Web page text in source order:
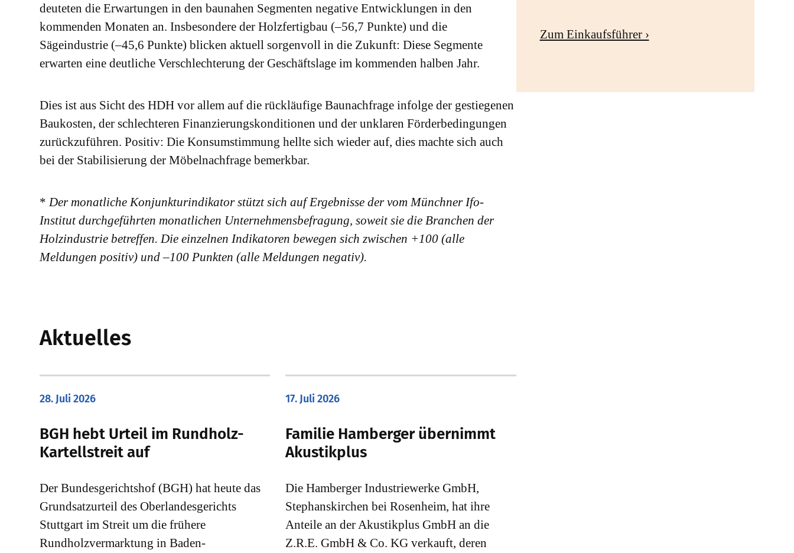
deuteten die Erwartungen in den baunahen Segmenten negative Entwicklungen in den
kommenden Monaten an. Insbesondere der Holzfertigbau (–56,7 Punkte) und die
Sägeindustrie (–45,6 Punkte) blicken aktuell sorgenvoll in die Zukunft: Diese Segmente
erwarten eine deutliche Verschlechterung der Geschäftslage im kommenden halben Jahr.
Dies ist aus Sicht des HDH vor allem auf die rückläufige Baunachfrage infolge der gestiegenen
Baukosten, der schlechteren Finanzierungskonditionen und der unklaren Förderbedingungen
zurückzuführen. Positiv: Die Konsumstimmung hellte sich wieder auf, dies machte sich auch
bei der Stabilisierung der Möbelnachfrage bemerkbar.
* Der monatliche Konjunkturindikator stützt sich auf Ergebnisse der vom Münchner Ifo-
Institut durchgeführten monatlichen Unternehmensbefragung, soweit sie die Branchen der
Holzindustrie betreffen. Die einzelnen Indikatoren bewegen sich zwischen +100 (alle
Meldungen positiv) und –100 Punkten (alle Meldungen negativ).
Aktuelles
28. Juli 2026
​BGH hebt Urteil im Rundholz-
Kartellstreit auf
Der Bundesgerichtshof (BGH) hat heute das
Grundsatzurteil des Oberlandesgerichts
Stuttgart im Streit um die frühere
Rundholzvermarktung in Baden-
17. Juli 2026
Familie Hamberger übernimmt
Akustikplus
Die Hamberger Industriewerke GmbH,
Stephanskirchen bei Rosenheim, hat ihre
Anteile an der Akustikplus GmbH an die
Z.R.E. GmbH & Co. KG verkauft, deren
Zum Einkaufsführer ›